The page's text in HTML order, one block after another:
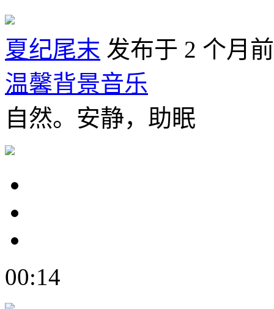
夏纪尾末 发布于 2 个月前
温馨背景音乐
自然。安静，助眠
00:14